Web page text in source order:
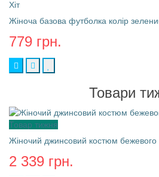
Хіт
Жіноча базова футболка колір
779 грн.
Товари
Товар тижня
Жіночий джинсовий костюм бежевого
2 339 грн.